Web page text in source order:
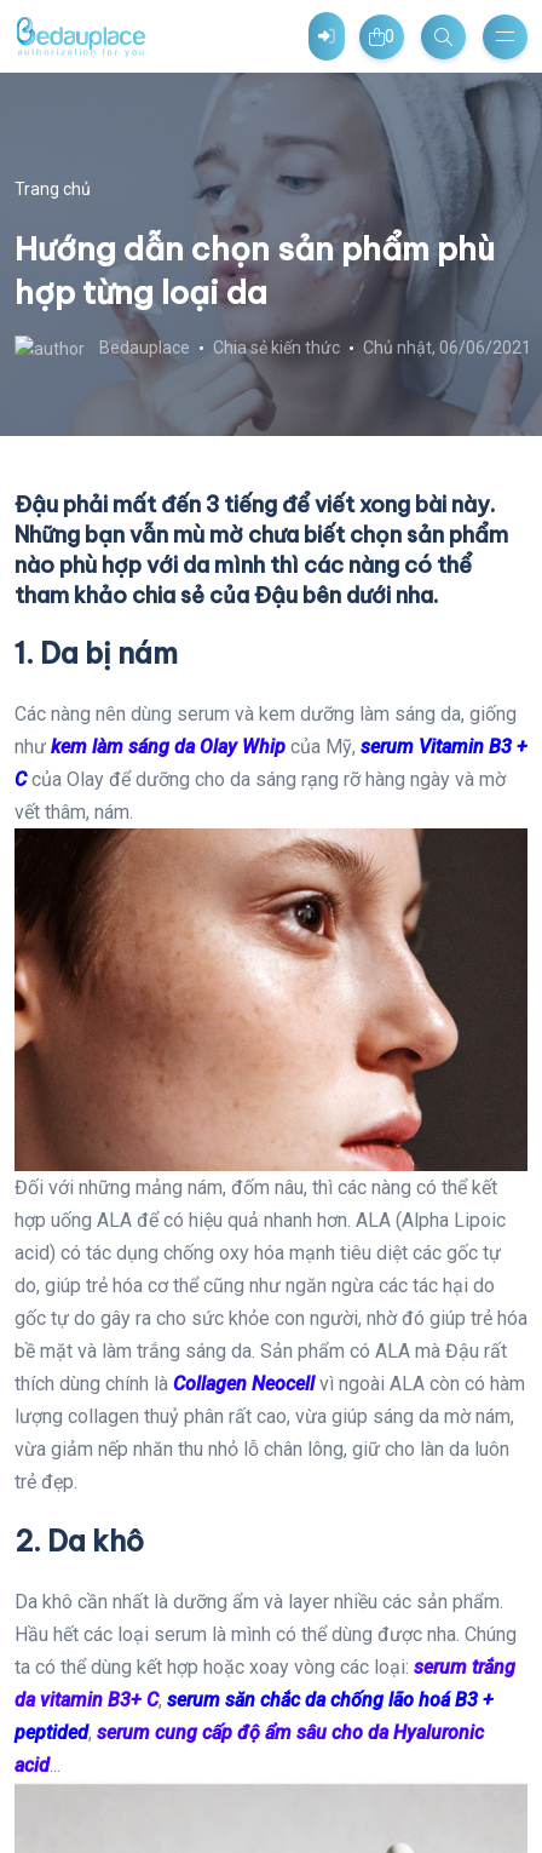
0
Trang chủ
Hướng dẫn chọn sản phẩm phù
hợp từng loại da
Bedauplace Chia sẻ kiến thức Chủ nhật, 06/06/2021
Đậu phải mất đến 3 tiếng để viết xong bài này.
Những bạn vẫn mù mờ chưa biết chọn sản phẩm
nào phù hợp với da mình thì các nàng có thể
tham khảo chia sẻ của Đậu bên dưới nha.
1. Da bị nám
Các nàng nên dùng serum và kem dưỡng làm sáng da, giống
như kem làm sáng da Olay Whip của Mỹ, serum Vitamin B3 +
Ccủa Olay để dưỡng cho da sáng rạng rỡ hàng ngày và mờ
vết thâm, nám.
Đối với những mảng nám, đốm nâu, thì các nàng có thể kết
hợp uống ALA để có hiệu quả nhanh hơn. ALA (Alpha Lipoic
acid) có tác dụng chống oxy hóa mạnh tiêu diệt các gốc tự
do, giúp trẻ hóa cơ thể cũng như ngăn ngừa các tác hại do
gốc tự do gây ra cho sức khỏe con người, nhờ đó giúp trẻ hóa
bề mặt và làm trắng sáng da. Sản phẩm có ALA mà Đậu rất
thích dùng chính là Collagen Neocellvì ngoài ALA còn có hàm
lượng collagen thuỷ phân rất cao, vừa giúp sáng da mờ nám,
vừa giảm nếp nhăn thu nhỏ lỗ chân lông, giữ cho làn da luôn
trẻ đẹp.
2. Da khô
Da khô cần nhất là dưỡng ẩm và layer nhiều các sản phẩm.
Hầu hết các loại serum là mình có thể dùng được nha. Chúng
ta có thể dùng kết hợp hoặc xoay vòng các loại: serum trắng
da vitamin B3+ C, serum săn chắc da chống lão hoá B3 +
peptided, serum cung cấp độ ẩm sâu cho da Hyaluronic
acid...